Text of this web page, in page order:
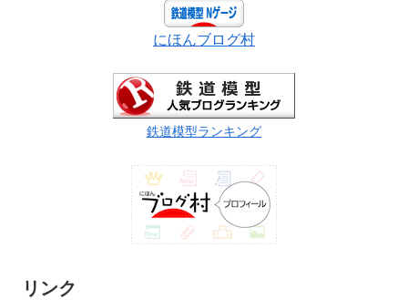
にほんブログ村
鉄道模型ランキング
リンク